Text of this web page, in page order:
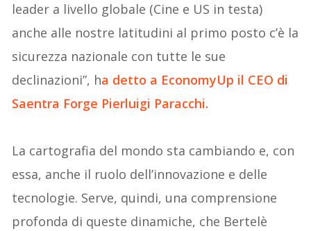
leader a livello globale (Cine e US in testa)
anche alle nostre latitudini al primo posto c’è la
sicurezza nazionale con tutte le sue
declinazioni”, ha detto a EconomyUp il CEO di
Saentra Forge Pierluigi Paracchi.
La cartografia del mondo sta cambiando e, con
essa, anche il ruolo dell’innovazione e delle
tecnologie. Serve, quindi, una comprensione
profonda di queste dinamiche, che Bertelè